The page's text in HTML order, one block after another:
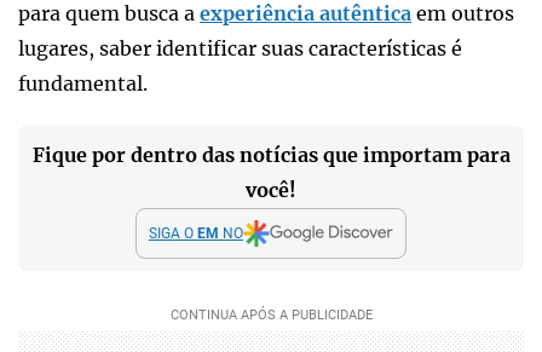
para quem busca a experiência autêntica em outros
lugares, saber identificar suas características é
fundamental.
Fique por dentro das notícias que importam para
você!
SIGA O EM NO